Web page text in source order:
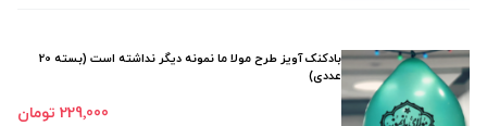
بادکنک آویز طرح مولا ما نمونه دیگر نداشته است (بسته 20
عددی)
229٬000 تومان